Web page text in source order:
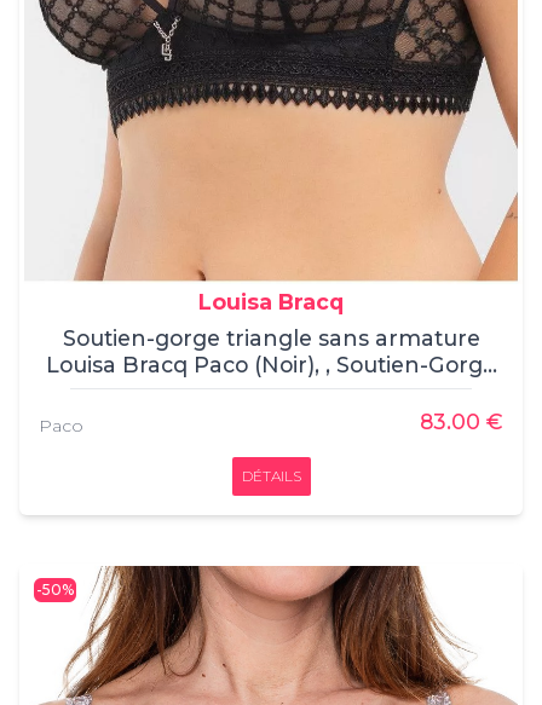
Louisa Bracq
Soutien-gorge triangle sans armature
Louisa Bracq Paco (Noir), , Soutien-Gorge
Triangle, Louisa Bracq, , /
Paco 83.00 €
DÉTAILS
-50%